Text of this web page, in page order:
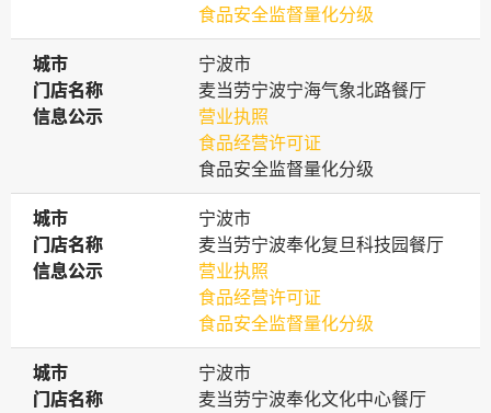
食品安全监督量化分级
城市
城市
宁波市
门店名称
门店名称
麦当劳宁波宁海气象北路餐厅
信息公示
信息公示
营业执照
食品经营许可证
食品安全监督量化分级
城市
城市
宁波市
门店名称
门店名称
麦当劳宁波奉化复旦科技园餐厅
信息公示
信息公示
营业执照
食品经营许可证
食品安全监督量化分级
城市
城市
宁波市
门店名称
门店名称
麦当劳宁波奉化文化中心餐厅